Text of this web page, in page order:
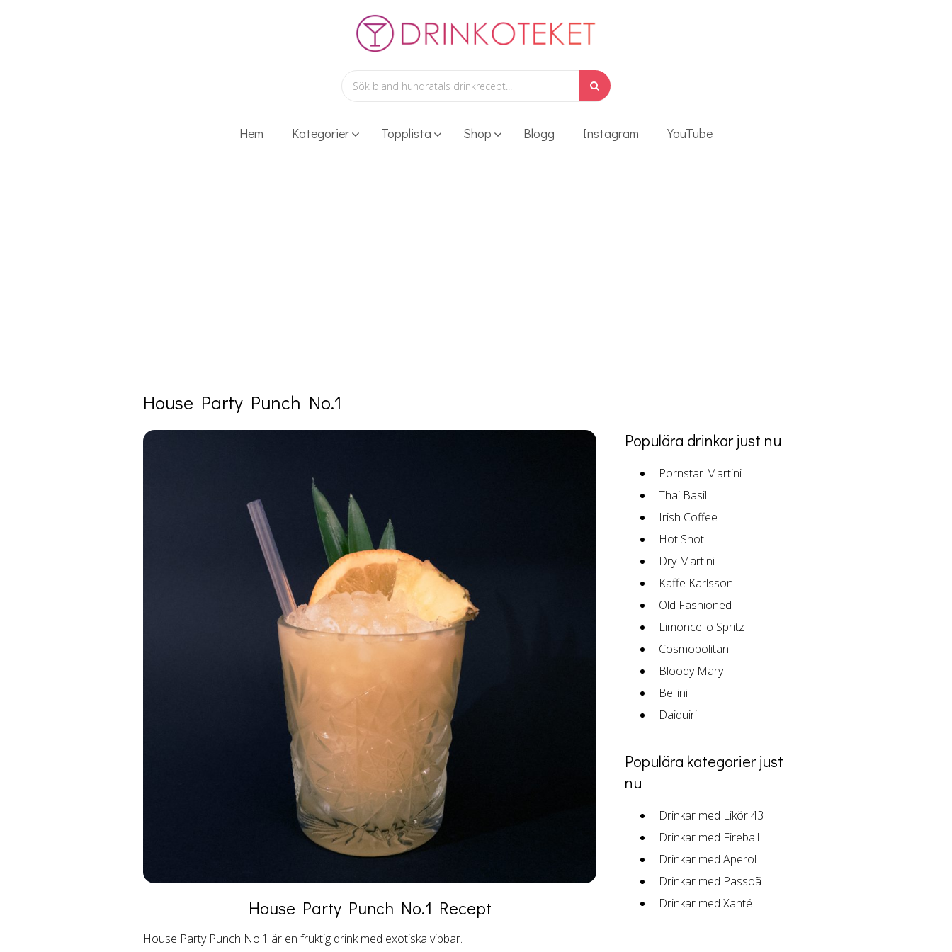
Hem Kategorier Topplista Shop Blogg Instagram YouTube
House Party Punch No.1
House Party Punch No.1 Recept
House Party Punch No.1 är en fruktig drink med exotiska vibbar.
Populära drinkar just nu
Pornstar Martini
Thai Basil
Irish Coffee
Hot Shot
Dry Martini
Kaffe Karlsson
Old Fashioned
Limoncello Spritz
Cosmopolitan
Bloody Mary
Bellini
Daiquiri
Populära kategorier just
nu
Drinkar med Likör 43
Drinkar med Fireball
Drinkar med Aperol
Drinkar med Passoã
Drinkar med Xanté